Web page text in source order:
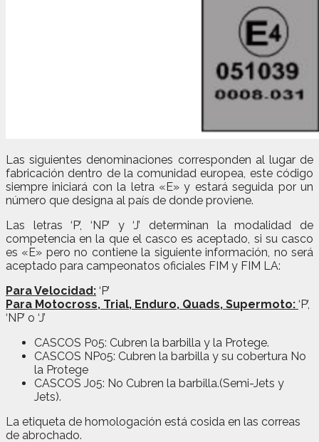
Las siguientes denominaciones corresponden al lugar de
fabricación dentro de la comunidad europea, este código
siempre iniciará con la letra «E» y estará seguida por un
número que designa al país de donde proviene.
Las letras ‘P’, ‘NP’ y ‘J’ determinan la modalidad de
competencia en la que el casco es aceptado, si su casco
es «E» pero no contiene la siguiente información, no será
aceptado para campeonatos oficiales FIM y FIM LA:
Para Velocidad: ‘P’
Para Motocross, Trial, Enduro, Quads, Supermoto: ‘P’,
‘NP’ o ‘J’
CASCOS P05: Cubren la barbilla y la Protege.
CASCOS NP05: Cubren la barbilla y su cobertura No
la Protege
CASCOS J05: No Cubren la barbilla.(Semi-Jets y
Jets).
La etiqueta de homologación está cosida en las correas
de abrochado.